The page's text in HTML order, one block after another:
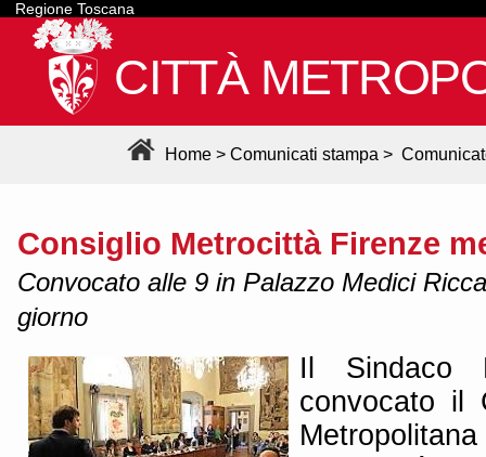
Regione Toscana
CITTÀ
Home > Comunicati stampa >
Consiglio Metrocittà Firenze
Convocato alle 9 in Palazzo Medici
giorno
Il Sindaco
convocato il